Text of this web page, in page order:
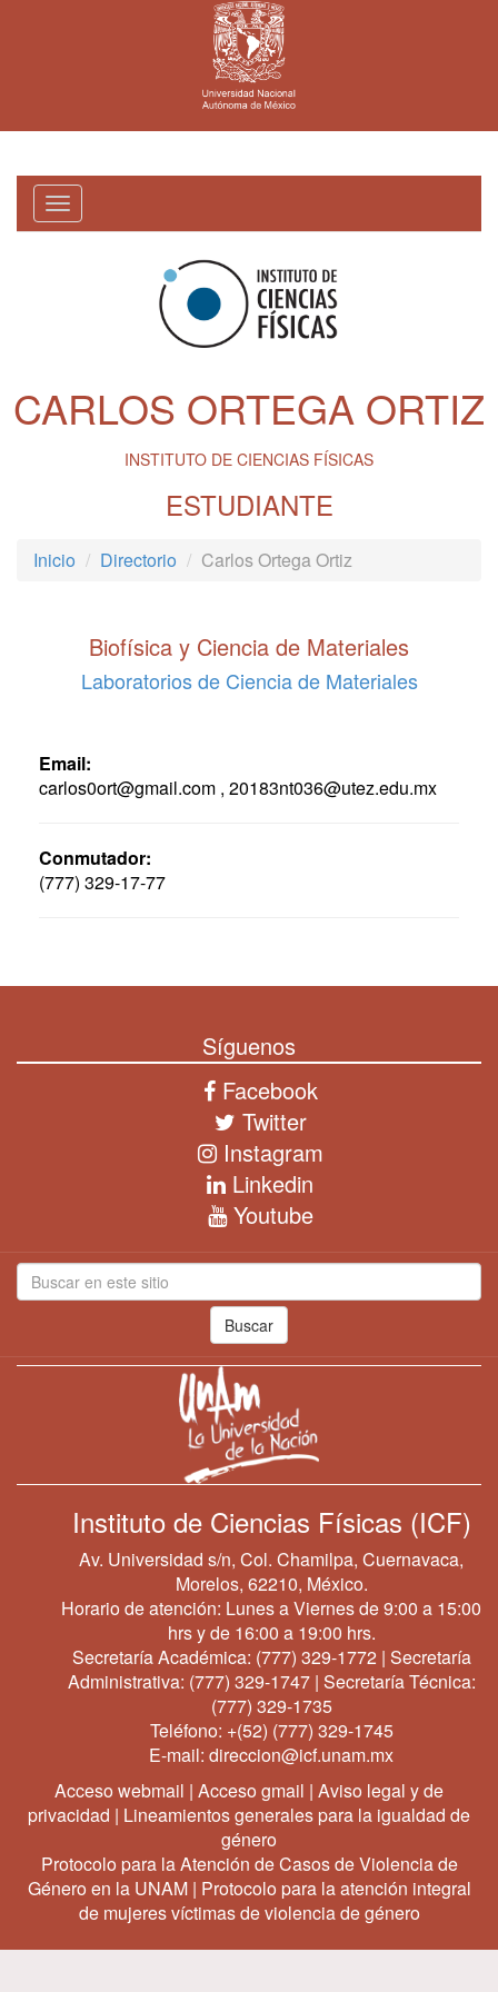
Toggle
navigation
CARLOS ORTEGA ORTIZ
INSTITUTO DE CIENCIAS FÍSICAS
ESTUDIANTE
Inicio Directorio Carlos Ortega Ortiz
Biofísica y Ciencia de Materiales
Laboratorios de Ciencia de Materiales
Email:
carlos0ort@gmail.com , 20183nt036@utez.edu.mx
Conmutador:
(777) 329-17-77
Síguenos
Facebook
Twitter
Instagram
Linkedin
Youtube
Buscar
Instituto de Ciencias Físicas (ICF)
Av. Universidad s/n, Col. Chamilpa, Cuernavaca,
Morelos, 62210, México.
Horario de atención: Lunes a Viernes de 9:00 a 15:00
hrs y de 16:00 a 19:00 hrs.
Secretaría Académica: (777) 329-1772 | Secretaría
Administrativa: (777) 329-1747| Secretaría Técnica:
(777) 329-1735
Teléfono: +(52) (777) 329-1745
E-mail: direccion@icf.unam.mx
Acceso webmail | Acceso gmail | Aviso legal y de
privacidad | Lineamientos generales para la igualdad de
género
Protocolo para la Atención de Casos de Violencia de
Género en la UNAM| Protocolo para la atención integral
de mujeres víctimas de violencia de género